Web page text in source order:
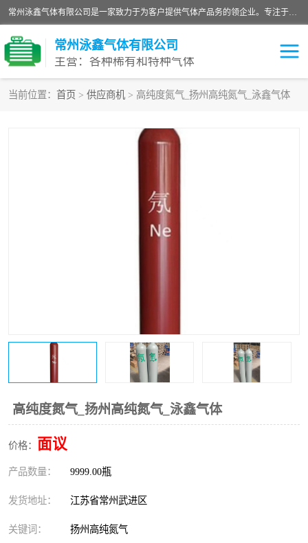
常州泳鑫气体有限公司是一家致力于为客户提供气体产品务的领企业。专注于环氧乙烷剂、环氧乙烷、高纯气体以及稀有和特种气体的研发、生产、销售和配送，产品广泛应用于医疗、电子、科研、化工、食品等多个领域。主要产品有：环氧乙烷灭菌剂，环氧乙烷，高纯氩，氮，氪，氙，氖，氘，笑，氦，氢，氧等各种稀有和特种气体。
常州泳鑫气体有限公司
主营：各种稀有和特种气体
当前位置： 首页 > 供应商机 > 高纯度氮气_扬州高纯氮气_泳鑫气体
高纯度氮气_扬州高纯氮气_泳鑫气体
价格： 面议
产品数量： 9999.00瓶
发货地址： 江苏省常州武进区
关键词： 扬州高纯氮气